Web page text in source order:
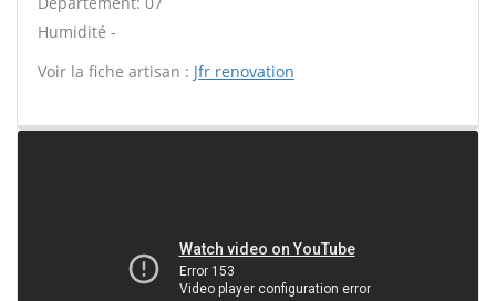
Humidité -
Voir la fiche artisan : Jfr renovation